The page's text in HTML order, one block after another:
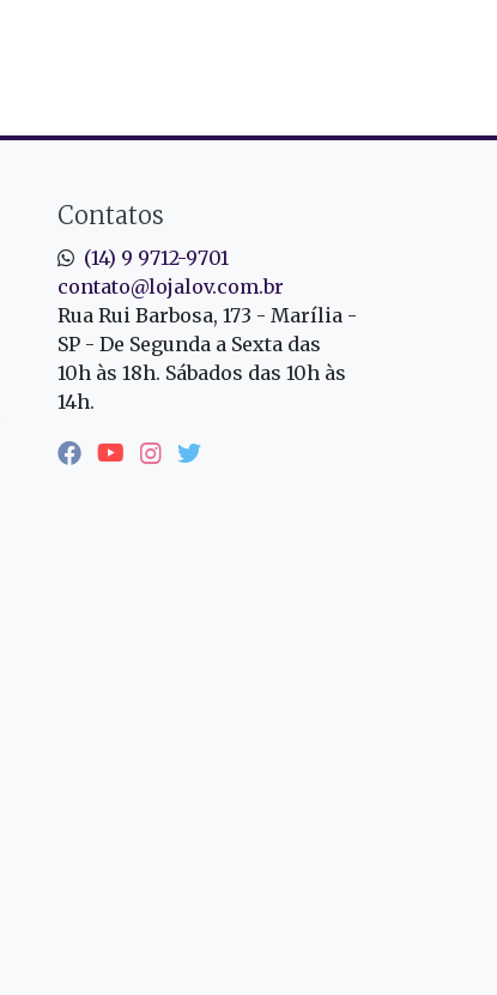
Contatos
(14) 9 9712-9701
contato@lojalov.com.br
Rua Rui Barbosa, 173 - Marília -
SP - De Segunda a Sexta das
10h às 18h. Sábados das 10h às
14h.